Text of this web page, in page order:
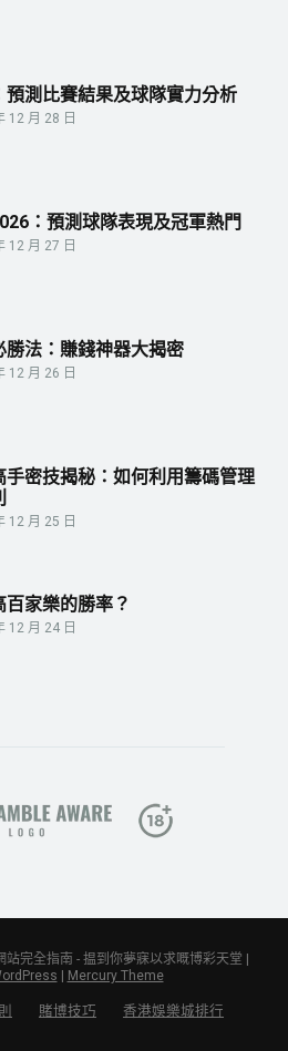
預測比賽結果及球隊實力分析
12 月 28 日
：預測球隊表現及冠軍熱門
12 月 27 日
勝法：賺錢神器大揭密
12 月 26 日
手密技揭秘：如何利用籌碼管理
12 月 25 日
百家樂的勝率？
12 月 24 日
完全指南 - 揾到你夢寐以求嘅博彩天堂 |
Mercury Theme
賭博技巧 香港娛樂城排行